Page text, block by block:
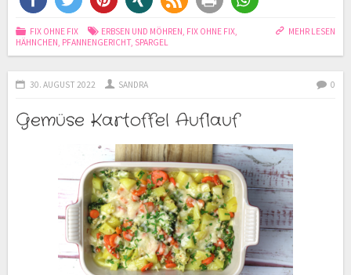
MEHR LESEN
FIX OHNE FIX ERBSEN UND MÖHREN, FIX OHNE FIX,
HÄHNCHEN, PFANNENGERICHT, SPARGEL
30. AUGUST 2022 SANDRA 0
Gemüse Kartoffel Auflauf